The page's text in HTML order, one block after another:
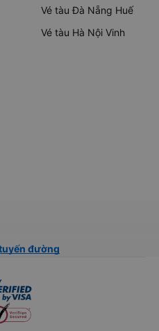
Vé tàu Đà Nẵng Huế
Vé tàu Hà Nội Vinh
đường